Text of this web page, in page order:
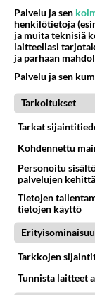
Ei ollut
Olisi pitänyt
Äänestä
2024-
Äänestä
2024-
Palvelu ja sen
henkilötietoja
ja muita teknisiä
laitteellasi
ja parhaan
Palvelu ja sen
Tarkoitukset
Tarkat
Kohdennettu
Personoitu
palvelujen
Tietojen
tietojen käyttö
Tarkkojen
Tunnista laitteet